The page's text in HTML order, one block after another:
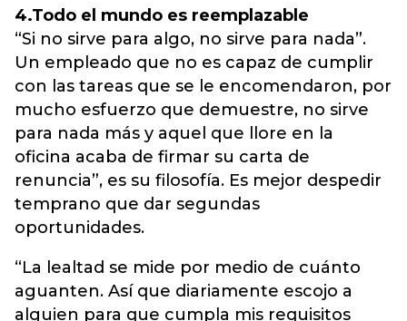
4.Todo el mundo es reemplazable
“Si no sirve para algo, no sirve para nada”.
Un empleado que no es capaz de cumplir
con las tareas que se le encomendaron, por
mucho esfuerzo que demuestre, no sirve
para nada más y aquel que llore en la
oficina acaba de firmar su carta de
renuncia”, es su filosofía. Es mejor despedir
temprano que dar segundas
oportunidades.
“La lealtad se mide por medio de cuánto
aguanten. Así que diariamente escojo a
alguien para que cumpla mis requisitos